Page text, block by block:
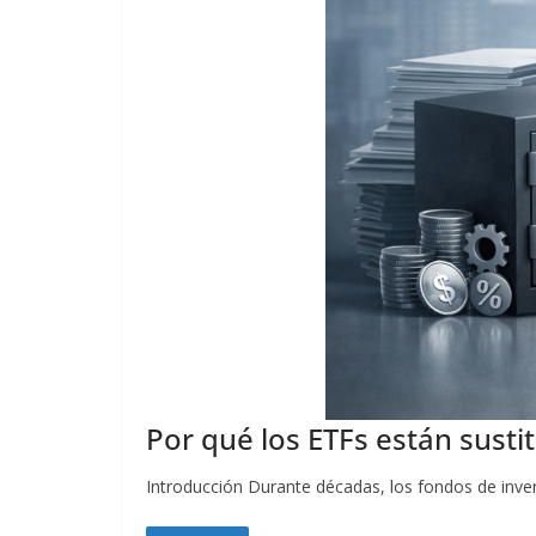
Por qué los ETFs están
Introducción Durante décadas, los fondos de